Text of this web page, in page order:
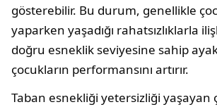
gösterebilir. Bu durum, genellikle
yaparken yaşadığı rahatsızlıklarla
doğru esneklik seviyesine sahip
çocukların performansını artırır.
Taban esnekliği yetersizliği yaşayan